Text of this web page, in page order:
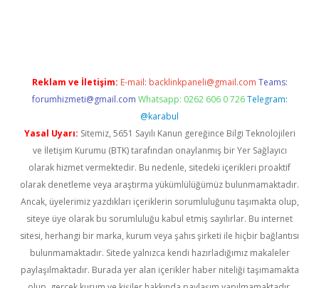
Reklam ve İletişim: E-mail: backlinkpaneli@gmail.com Teams:
forumhizmeti@gmail.com Whatsapp: 0262 606 0 726 Telegram:
@karabul
Yasal Uyarı: Sitemiz, 5651 Sayılı Kanun gereğince Bilgi Teknolojileri
ve İletişim Kurumu (BTK) tarafından onaylanmış bir Yer Sağlayıcı
olarak hizmet vermektedir. Bu nedenle, sitedeki içerikleri proaktif
olarak denetleme veya araştırma yükümlülüğümüz bulunmamaktadır.
Ancak, üyelerimiz yazdıkları içeriklerin sorumluluğunu taşımakta olup,
siteye üye olarak bu sorumluluğu kabul etmiş sayılırlar. Bu internet
sitesi, herhangi bir marka, kurum veya şahıs şirketi ile hiçbir bağlantısı
bulunmamaktadır. Sitede yalnızca kendi hazırladığımız makaleler
paylaşılmaktadır. Burada yer alan içerikler haber niteliği taşımamakta